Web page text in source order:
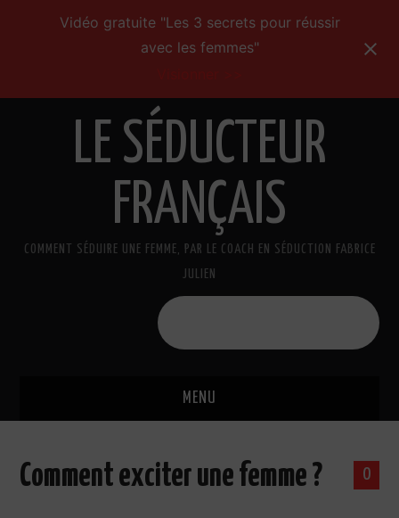
Vidéo gratuite "Les 3 secrets pour réussir
avec les femmes"
LE SÉDUCTEUR
FRANÇAIS
COMMENT SÉDUIRE UNE FEMME, PAR LE COACH EN SÉDUCTION FABRICE
JULIEN
MENU
GUIDES DE DRAGUE OFFERTS
0
Comment exciter une femme ?